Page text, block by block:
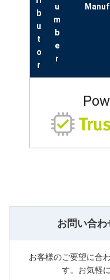
b
u
t
o
r
u
m
b
e
r
お問い合
お客様のご要望に合
す。お気軽